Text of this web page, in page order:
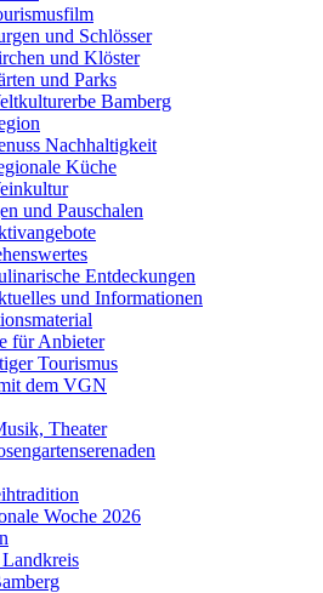
und Schlösser
und Klöster
und Parks
Bamberg
Nachhaltigkeit
Küche
und Pauschalen
Entdeckungen
und Informationen
für Anbieter
Tourismus
dem VGN
Theater
Woche 2026